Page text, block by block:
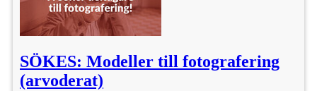
SÖKES: Modeller till fotografering
(arvoderat)